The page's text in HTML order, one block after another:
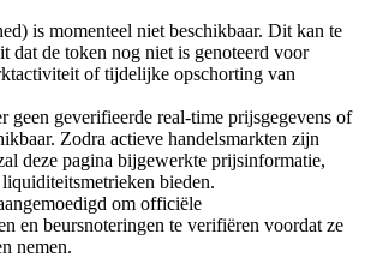
als onderpand
is momenteel niet beschikbaar. Dit kan te
dat de token nog niet is genoteerd voor
of tijdelijke opschorting van
geen geverifieerde real-time prijsgegevens of
Zodra actieve handelsmarkten zijn
deze pagina bijgewerkte prijsinformatie,
bieden.
om officiële
en beursnoteringen te verifiëren voordat ze
nemen.